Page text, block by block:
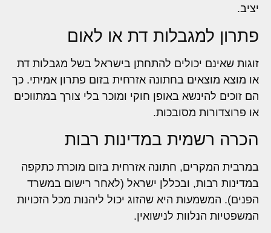
יציב.
פתרון למגבלות דת או לאום
זוגות שאינם יכולים להתחתן בישראל בשל מגבלות דת
או מוצא מוצאים בחתונה אזרחית בזום פתרון אמיתי. כך
הם זוכים להינשא באופן חוקי ומוכר בלי צורך במתווכים
או פרוצדורות מסובכות.
הכרה רשמית במדינות רבות
במרבית המקרים, חתונה אזרחית בזום מוכרת כתקפה
במדינות רבות, ובכללן ישראל (לאחר רישום במשרד
הפנים). המשמעות היא שהזוג יכול ליהנות מכל הזכויות
המשפטיות הנלוות לנישואין.